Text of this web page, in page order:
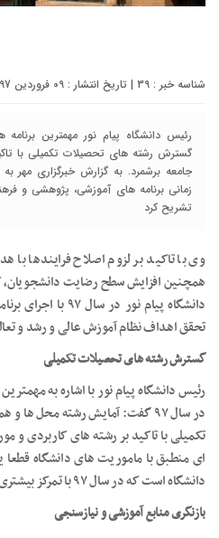
شناسه خبر : 39 | تاریخ انتشار : 09 فروردین 1397 - 20:09 |
رئیس دانشگاه پیام نور مهمترین
گسترش رشته های تحصیلات تکمیلی با
جامعه برشمرد. به گزارش خبرگزاری مهر
تشریح کرد
وی با تاکید بر لزوم اصلاح فرایندها
همچنین افزایش سطح رضایت
دانشگاه پیام نور
تحقق اهداف نظام آموزش عالی و رشد و
گسترش رشته های تحصیلات تکمیلی
رئیس دانشگاه پیام نور با اشاره به
در سال ۹۷ گفت: آمایش رشته
تکمیلی با تاکید بر رشته های کاربردی و
ای منطبق با ماموریت های دانشگاه
دانشگاه است که در سال ۹۷ با تمرکز بیشتری دنبال می شود
بازنگری منابع آموزشی و نیازسنجی